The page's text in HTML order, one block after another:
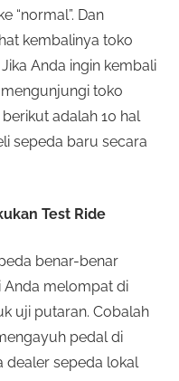
“normal”. Dan
kembalinya toko
Anda ingin kembali
toko
adalah 10 hal
sepeda baru secara
Test Ride
benar-benar
Anda melompat di
uji putaran. Cobalah
pedal di
dealer sepeda lokal